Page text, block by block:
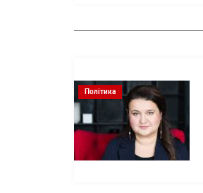
Політика